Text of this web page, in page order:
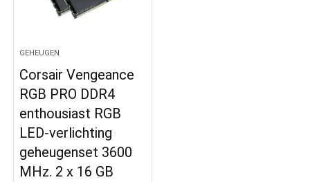
GEHEUGEN
Corsair Vengeance
RGB PRO DDR4
enthousiast RGB
LED-verlichting
geheugenset 3600
MHz. 2 x 16 GB